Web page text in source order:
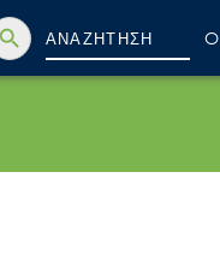
Search
for:
Button